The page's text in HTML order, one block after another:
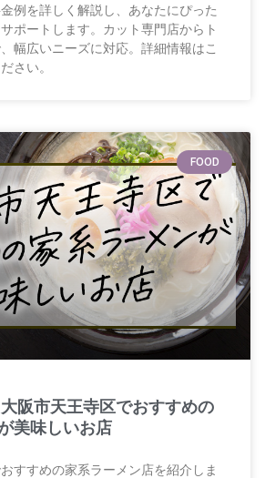
例を詳しく解説し、あなたにぴった
ポートします。カット専門店からト
幅広いニーズに対応。詳細情報はこ
さい。
FOOD
大阪市天王寺区でおすすめの
美味しいお店
すすめの家系ラーメン店を紹介しま